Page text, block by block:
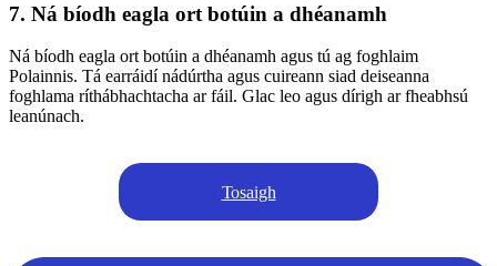
7. Ná bíodh eagla ort botúin a dhéanamh
Ná bíodh eagla ort botúin a dhéanamh agus tú ag foghlaim
Polainnis. Tá earráidí nádúrtha agus cuireann siad deiseanna
foghlama ríthábhachtacha ar fáil. Glac leo agus dírigh ar fheabhsú
leanúnach.
Tosaigh